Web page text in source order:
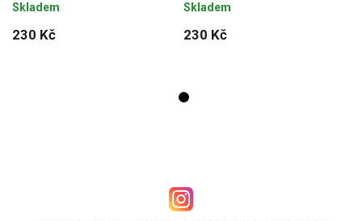
230 Kč
Skladem
230 Kč
Skladem